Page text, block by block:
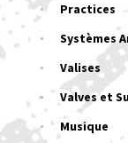
Practices
Systèmes
Valises
Valves et
Musique